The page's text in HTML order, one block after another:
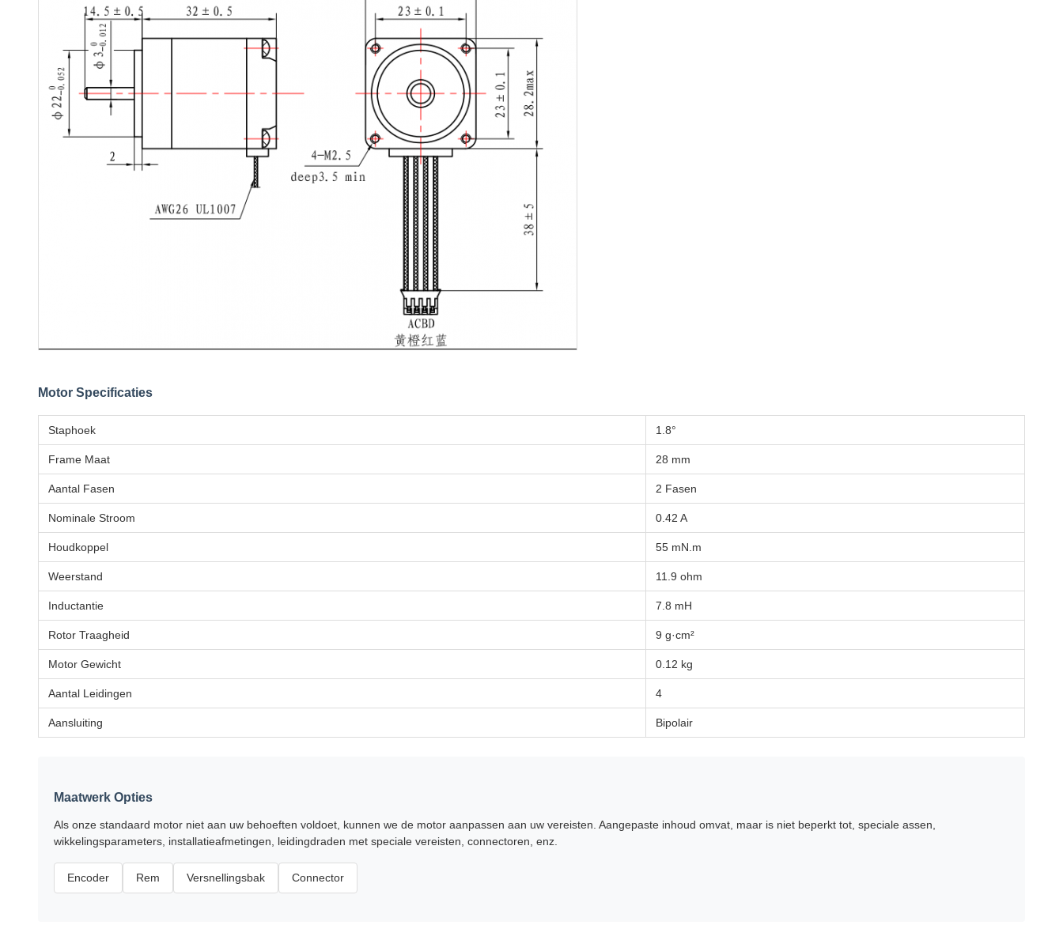
Motor Specificaties
Staphoek 1.8°
Frame Maat 28 mm
Aantal Fasen 2 Fasen
Nominale Stroom 0.42 A
Houdkoppel 55 mN.m
Weerstand 11.9 ohm
Inductantie 7.8 mH
Rotor Traagheid 9 g·cm²
Motor Gewicht 0.12 kg
Aantal Leidingen 4
Aansluiting Bipolair
Maatwerk Opties
Als onze standaard motor niet aan uw behoeften voldoet, kunnen we de motor aanpassen aan uw vereisten. Aangepaste inhoud omvat, maar is niet beperkt tot, speciale assen,
wikkelingsparameters, installatieafmetingen, leidingdraden met speciale vereisten, connectoren, enz.
Encoder Rem Versnellingsbak Connector